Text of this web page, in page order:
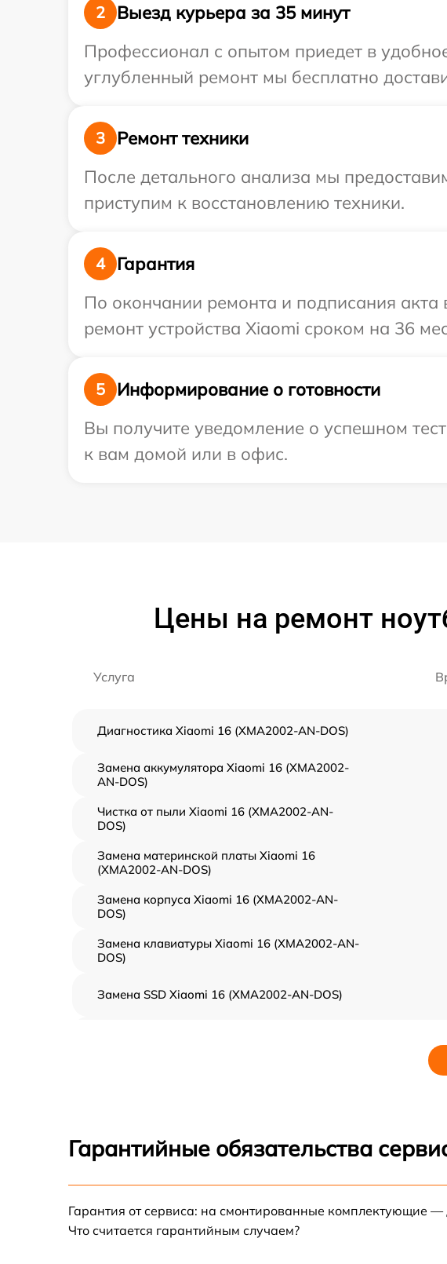
2
Выезд курьера за 35 минут
Профессионал с опытом приедет в
углубленный ремонт мы бесплатно
3
Ремонт техники
После детального анализа мы
приступим к восстановлению техники.
4
Гарантия
По окончании ремонта и подписания
ремонт устройства Xiaomi сроком на 36
5
Информирование о готовности
Вы получите уведомление о успешном
к вам домой или в офис.
Цены на ремонт
Услуга
Диагностика Xiaomi 16 (XMA2002-AN-DOS)
Замена аккумулятора Xiaomi 16 (XMA2002-
AN-DOS)
Чистка от пыли Xiaomi 16 (XMA2002-AN-
DOS)
Замена материнской платы Xiaomi 16
(XMA2002-AN-DOS)
Замена корпуса Xiaomi 16 (XMA2002-AN-
DOS)
Замена клавиатуры Xiaomi 16 (XMA2002-AN-
DOS)
Замена SSD Xiaomi 16 (XMA2002-AN-DOS)
Замена термопасты Xiaomi 16 (XMA2002-AN-
Гарантийные обязательства
Гарантия от сервиса: на смонтированные комплектующие —
Что считается гарантийным случаем?